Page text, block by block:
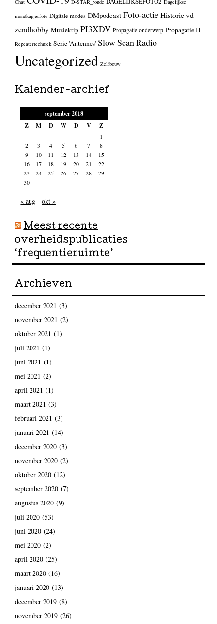
Chat D-STAR_ronde Dagelijkse
mondkapjesfoto Digitale modes DMpodcast Foto-actieHistorie vd
zendhobby Muziektip PI3XDV Propagatie-onderwerp Propagatie II
Repeatertechniek Serie 'Antennes' Slow Scan Radio
Uncategorized Zelfbouw
Kalender-archief
september 2018
Z
M D W D V Z
1
2
3 4 5 6 7
8
9
10 11 12 13 14
15
16
17 18 19 20 21
22
23
24 25 26 27 28
29
30
« aug okt »
Meest recente
overheidspublicaties
‘frequentieruimte’
Archieven
december 2021 (3)
november 2021 (2)
oktober 2021 (1)
juli 2021 (1)
juni 2021 (1)
mei 2021 (2)
april 2021 (1)
maart 2021 (3)
februari 2021 (3)
januari 2021 (14)
december 2020(3)
november 2020(2)
oktober 2020(12)
september 2020(7)
augustus 2020(9)
juli 2020(53)
juni 2020(24)
mei 2020(2)
april 2020(25)
maart 2020(16)
januari 2020(13)
december 2019(8)
november 2019(26)